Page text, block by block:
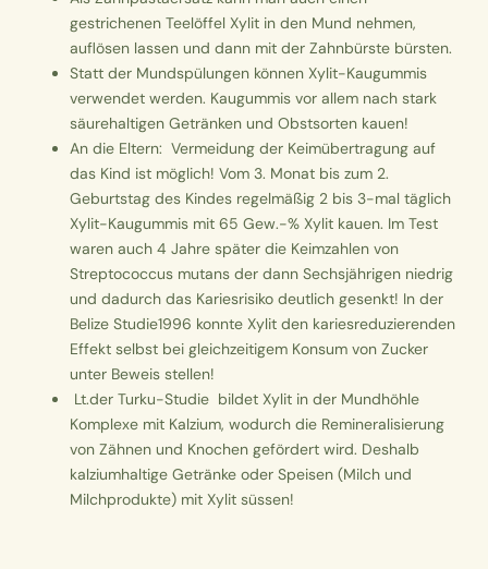
gestrichenen Teelöffel Xylit in den Mund nehmen,
auflösen lassen und dann mit der Zahnbürste bürsten.
Statt der Mundspülungen können Xylit-Kaugummis
verwendet werden. Kaugummis vor allem nach stark
säurehaltigen Getränken und Obstsorten kauen!
An die Eltern: Vermeidung der Keimübertragung auf
das Kind ist möglich! Vom 3. Monat bis zum 2.
Geburtstag des Kindes regelmäßig 2 bis 3-mal täglich
Xylit-Kaugummis mit 65 Gew.-% Xylit kauen. Im Test
waren auch 4 Jahre später die Keimzahlen von
Streptococcus mutans der dann Sechsjährigen niedrig
und dadurch das Kariesrisiko deutlich gesenkt! In der
Belize Studie1996 konnte Xylit den kariesreduzierenden
Effekt selbst bei gleichzeitigem Konsum von Zucker
unter Beweis stellen!
Lt.der Turku-Studie bildet Xylit in der Mundhöhle
Komplexe mit Kalzium, wodurch die Remineralisierung
von Zähnen und Knochen gefördert wird. Deshalb
kalziumhaltige Getränke oder Speisen (Milch und
Milchprodukte) mit Xylit süssen!